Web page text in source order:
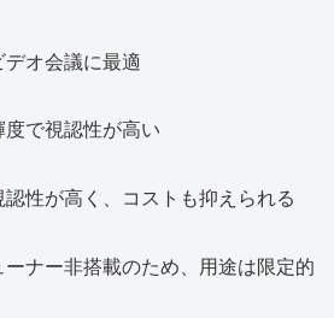
オ会議に最適
で視認性が高い
性が高く、コストも抑えられる
ナー非搭載のため、用途は限定的